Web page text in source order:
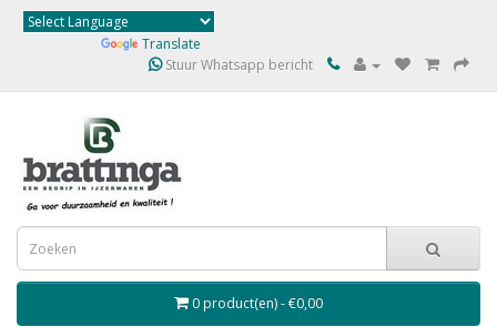
Translate
Stuur Whatsapp bericht
0 product(en) - €0,00